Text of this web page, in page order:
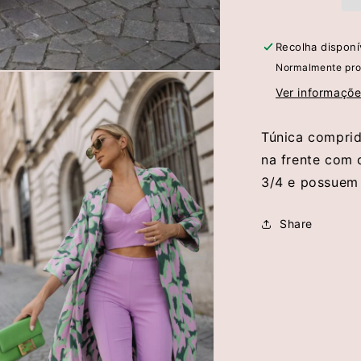
Recolha
Normalmente
Ver
Túnica
na frente com
3/4 e
Share